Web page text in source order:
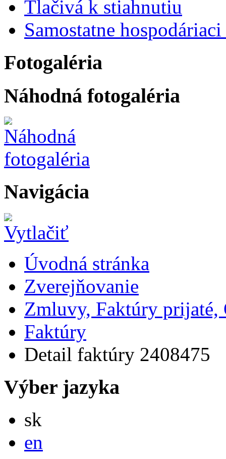
Tlačivá k stiahnutiu
Samostatne
Fotogaléria
Náhodná fotogaléria
Navigácia
Úvodná stránka
Zverejňovanie
Zmluvy, Faktúry prijaté,
Faktúry
Detail faktúry 2408475
Výber jazyka
sk
en